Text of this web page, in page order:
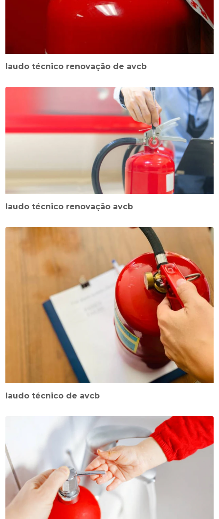
laudo técnico renovação de avcb
laudo técnico renovação avcb
laudo técnico de avcb